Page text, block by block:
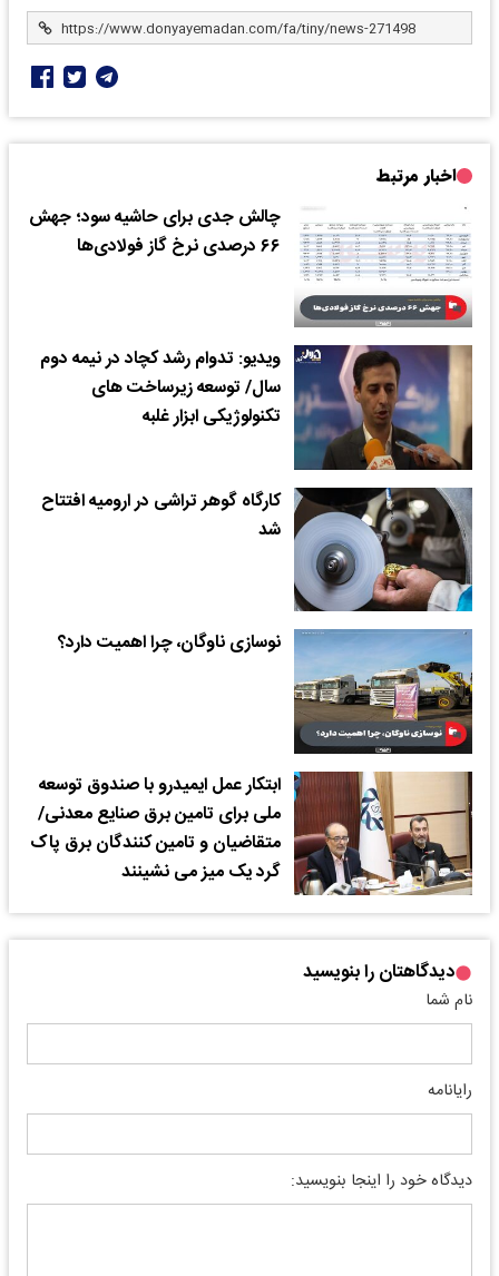
اخبار مرتبط
چالش جدی برای حاشیه سود؛ جهش
۶۶ درصدی نرخ گاز فولادی‌ها
ویدیو: تدوام رشد کچاد در نیمه دوم
سال/ توسعه زیرساخت های
تکنولوژیکی ابزار غلبه
کارگاه گوهر تراشی در ارومیه افتتاح
شد
نوسازی ناوگان، چرا اهمیت دارد؟
ابتکار عمل ایمیدرو با صندوق توسعه
ملی برای تامین برق صنایع معدنی/
متقاضیان و تامین کنندگان برق پاک
گرد یک میز می نشینند
دیدگاهتان را بنویسید
نام شما
رایانامه
دیدگاه خود را اینجا بنویسید: